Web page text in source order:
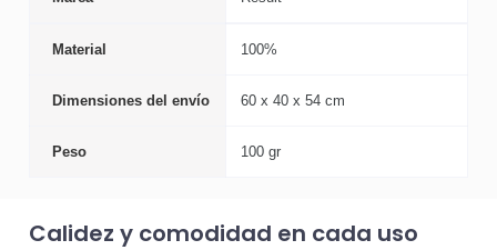
Material 100%
Dimensiones del envío 60 x 40 x 54 cm
Peso 100 gr
Calidez y comodidad en cada uso